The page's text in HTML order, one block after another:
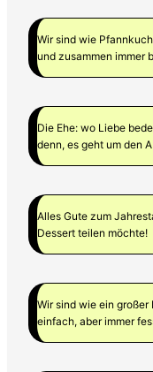
Wir sind wie
und zusammen immer
Die Ehe: wo Liebe
denn, es geht um den
Alles Gute zum
Dessert teilen möchte!
Wir sind wie ein großer
einfach, aber immer